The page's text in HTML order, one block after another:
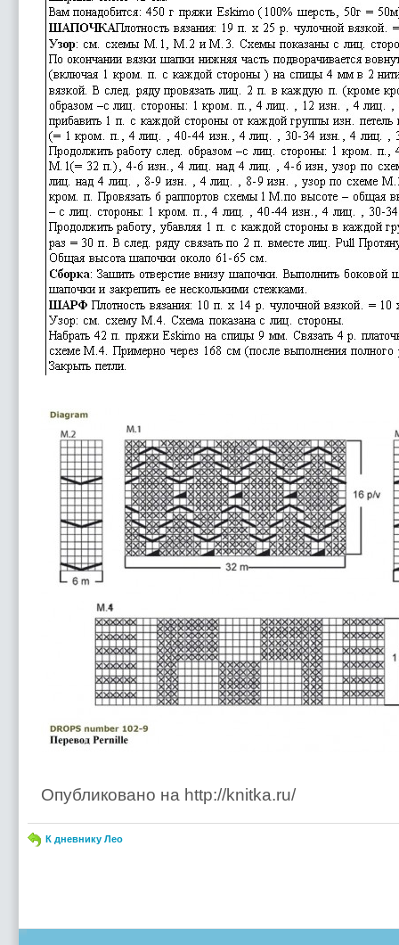
Опубликовано на http://knitka.ru/
К дневнику Лео